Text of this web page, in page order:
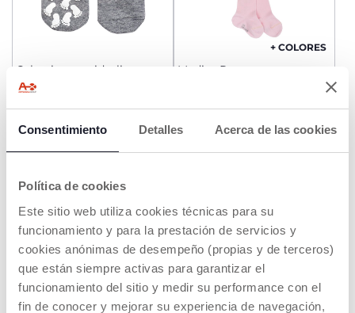
Consentimiento Detalles Acerca de las cookies
Política de cookies
Este sitio web utiliza cookies técnicas para su
funcionamiento y para la prestación de servicios y
cookies anónimas de desempeño (propias y de terceros)
que están siempre activas para garantizar el
funcionamiento del sitio y medir su performance con el
fin de conocer y mejorar su experiencia de navegación,
Calcetines antideslizantes
+ COLORES
Medias Rosa